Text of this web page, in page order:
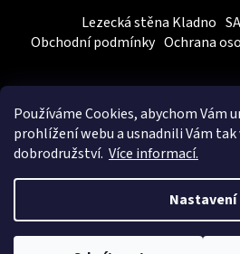
Používáme Cookies, abychom Vám
prohlížení webu a usnadnili Vám tak
dobrodružství. Více informací.
Nastavení
Lezecká stěna Kladno
Obchodní podmínky Ochrana
Vytvořil
&BEOM.cz
Copyright 2026SAMBARSPORT.